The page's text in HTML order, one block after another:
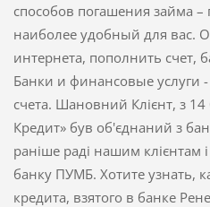
способов погашения займа
наиболее удобный для вас.
интернета, пополнить счет,
Банки и финансовые
счета. Шановний Клієнт, з
Кредит» був об'єднаний з
раніше раді нашим клієнтам
банку ПУМБ. Хотите узнать,
кредита, взятого в банке